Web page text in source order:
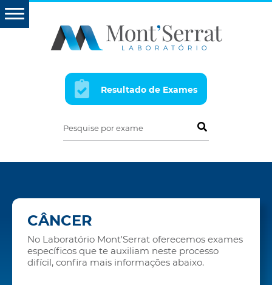
Resultado de Exames
Pesquise por exame
CÂNCER
No Laboratório Mont'Serrat oferecemos exames
específicos que te auxiliam neste processo
difícil, confira mais informações abaixo.